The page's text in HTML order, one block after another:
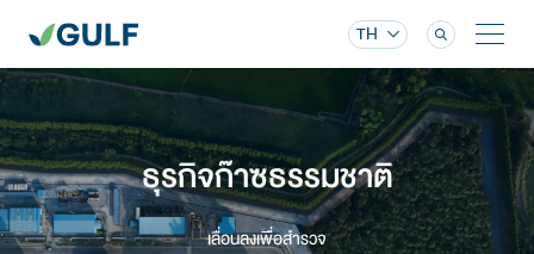
TH
ธุรกิจก๊าซธรรมชาติ
เลื่อนลงเพื่อสำรวจ